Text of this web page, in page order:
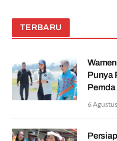
TERBARU
Punya
Pemda
6